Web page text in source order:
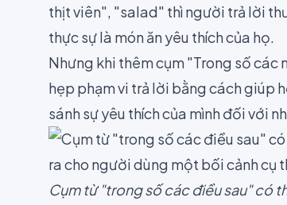
thịt viên", "salad" thì người trả lời
thực sự là món ăn yêu thích của họ.
Nhưng khi thêm cụm "Trong số các
hẹp phạm vi trả lời bằng cách giúp
sánh sự yêu thích của mình đối với
Cụm từ "trong số các điều sau" có